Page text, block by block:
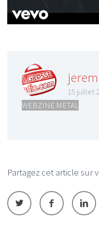
15 juillet
WEBZINE METAL
Partagez cet article sur